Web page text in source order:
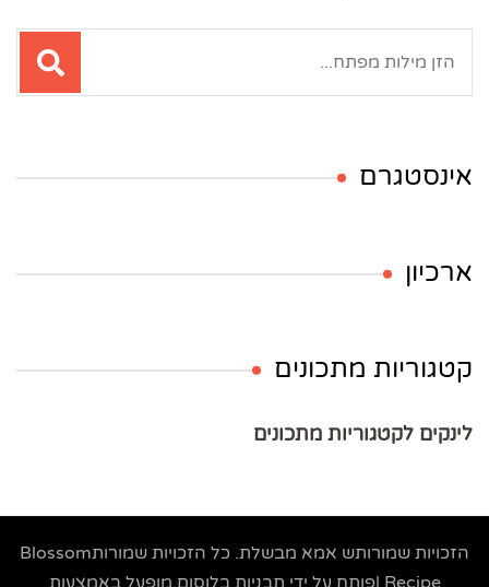
אינסטגרם
ארכיון
קטגוריות מתכונים
לינקים לקטגוריות מתכונים
הזכויות שמורותש אמא מבשלת. כל הזכויות שמורותBlossom
Recipe |פותח על ידי
תבניות בלוסום.מופעל באמצעות